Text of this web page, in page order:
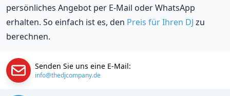
persönliches Angebot per E-Mail oder WhatsApp
erhalten. So einfach ist es, den Preis für Ihren DJ zu
berechnen.
Senden Sie uns eine E-Mail:
info@thedjcompany.de